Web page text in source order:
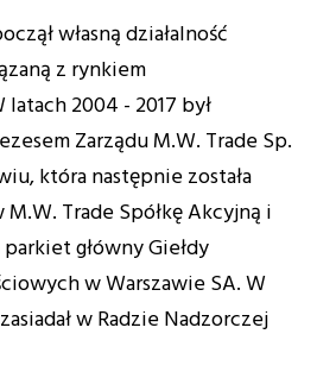
własną działalność
z rynkiem
2004 - 2017 był
Zarządu M.W. Trade Sp.
która następnie została
Trade Spółkę Akcyjną i
główny Giełdy
w Warszawie SA. W
w Radzie Nadzorczej